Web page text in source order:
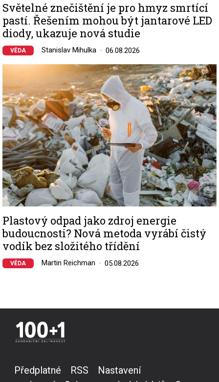
Světelné znečištění je pro hmyz smrtící
pastí. Řešením mohou být jantarové LED
diody, ukazuje nová studie
VĚDA Stanislav Mihulka 06.08.2026
Image
Plastový odpad jako zdroj energie
budoucnosti? Nová metoda vyrábí čistý
vodík bez složitého třídění
VĚDA Martin Reichman 05.08.2026
Předplatné RSS
Nastavení